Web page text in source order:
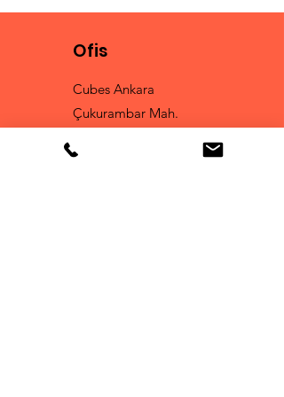
Ofis
Cubes Ankara
Çukurambar Mah.
A 1 Blok No : 16